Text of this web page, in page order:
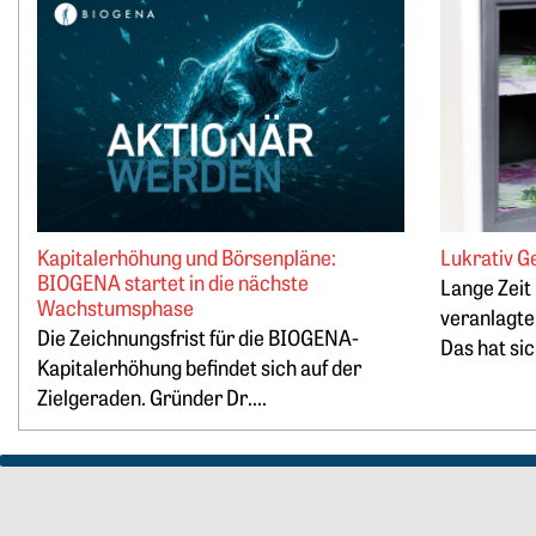
Kapitalerhöhung und Börsenpläne:
BIOGENA startet in die nächste
Wachstumsphase
Die Zeichnungsfrist für die BIOGENA-
Kapitalerhöhung befindet sich auf der
Zielgeraden. Gründer Dr....
Weiterlesen: Kapitalerhöhung und Börsenpläne:
Lukrativ
Lange
Das hat